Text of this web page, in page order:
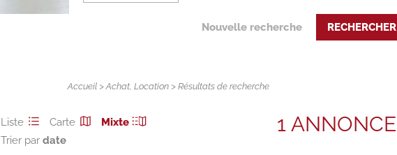
Nouvelle recherche RECHERCHER
Accueil >Achat,Location > Résultats de recherche
Liste Carte
Mixte
Trier par
1 ANNONCE